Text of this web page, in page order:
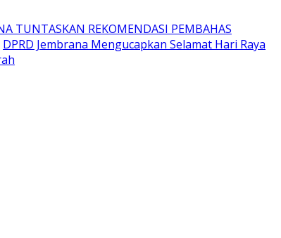
TUNTASKAN REKOMENDASI PEMBAHAS
DPRD Jembrana Mengucapkan Selamat Hari Raya